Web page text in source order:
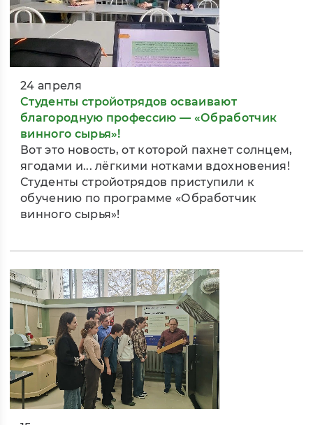
24 апреля
Студенты стройотрядов осваивают
благородную профессию — «Обработчик
винного сырья»!
Вот это новость, от которой пахнет солнцем,
ягодами и... лёгкими нотками вдохновения!
Студенты стройотрядов приступили к
обучению по программе «Обработчик
винного сырья»!